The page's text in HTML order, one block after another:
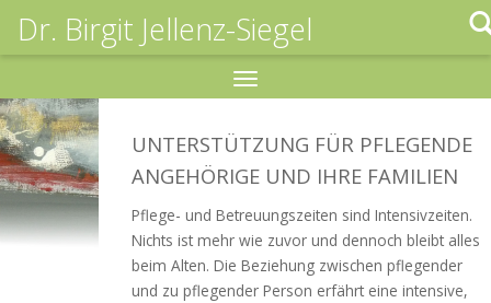
Dr. Birgit Jellenz-Siegel
Toggle
UNTERSTÜTZUNG FÜR PFLEGENDE
ANGEHÖRIGE UND IHRE FAMILIEN
Pflege- und Betreuungszeiten sind Intensivzeiten.
Nichts ist mehr wie zuvor und dennoch bleibt alles
beim Alten. Die Beziehung zwischen pflegender
und zu pflegender Person erfährt eine intensive,